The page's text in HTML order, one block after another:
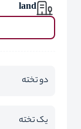
land
دو تخته
یک تخته